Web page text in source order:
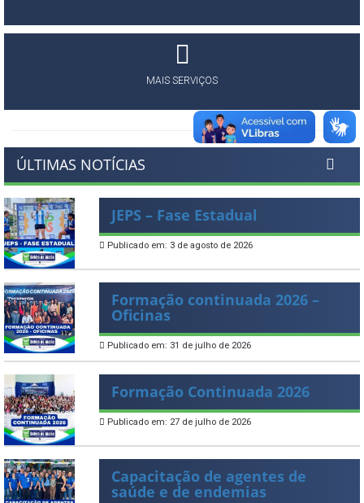
MAIS SERVIÇOS
ÚLTIMAS NOTÍCIAS
JEPS – Fase Estadual
Publicado em: 3 de agosto de 2026
Formação continuada 2026 –
Oficinas
Publicado em: 31 de julho de 2026
Formação Continuada 2026
Publicado em: 27 de julho de 2026
Capacitação de agentes de
saúde e de endemias